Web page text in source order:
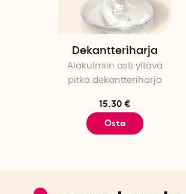
Dekantteriharja
Alakulmiin asti yltävä
pitkä dekantteriharja
15.30 €
Osta